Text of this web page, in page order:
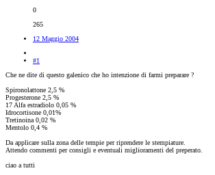
0
265
12 Maggio 2004
#1
Che ne dite di questo galenico che ho intenzione di farmi preparare ?
Spironolattone 2,5 %
Progesterone 2,5 %
17 Alfa estradiolo 0,05 %
Idrocortisone 0,01%
Tretinoina 0,02 %
Mentolo 0,4 %
Da applicare sulla zona delle tempie per riprendere le stempiature.
Attendo commenti per consigli e eventuali miglioramenti del preperato.
ciao a tutti